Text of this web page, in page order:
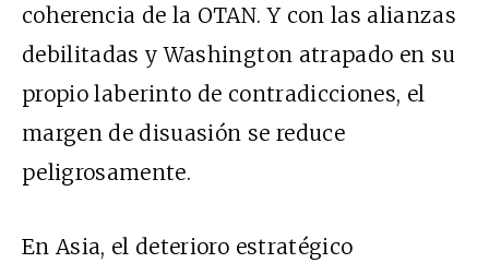
coherencia de la OTAN. Y con las alianzas
debilitadas y Washington atrapado en su
propio laberinto de contradicciones, el
margen de disuasión se reduce
peligrosamente.
En Asia, el deterioro estratégico